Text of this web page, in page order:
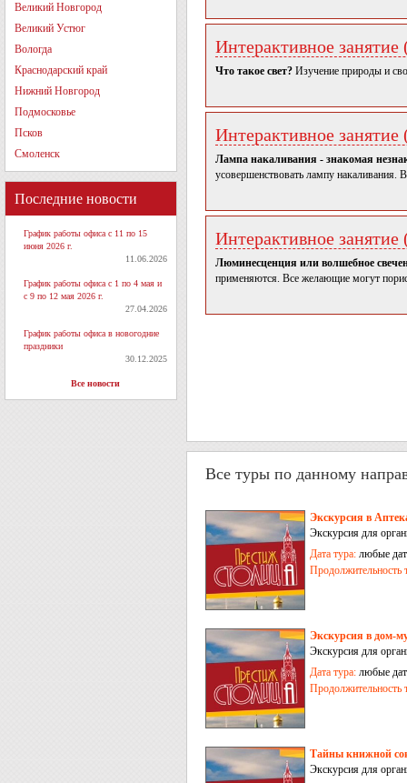
Великий Новгород
Великий Устюг
Вологда
Краснодарский край
Нижний Новгород
Подмосковье
Псков
Смоленск
Последние новости
График работы офиса с 11 по 15
июня 2026 г.
11.06.2026
График работы офиса с 1 по 4 мая и
с 9 по 12 мая 2026 г.
27.04.2026
График работы офиса в новогодние
праздники
30.12.2025
Все новости
Интерактивное занятие
Что такое свет? Изучение природы и
Интерактивное занятие
Лампа накаливания - знакомая
усовершенствовать лампу накаливания.
Интерактивное занятие
Люминесценция или волшебное
применяются. Все желающие могут
Все туры по данному
Экскурсия в
Экскурсия для
Дата тура: любые
Продолжительность
Экскурсия в дом-
Экскурсия для
Дата тура: любые
Продолжительность
Тайны книжной
Экскурсия для